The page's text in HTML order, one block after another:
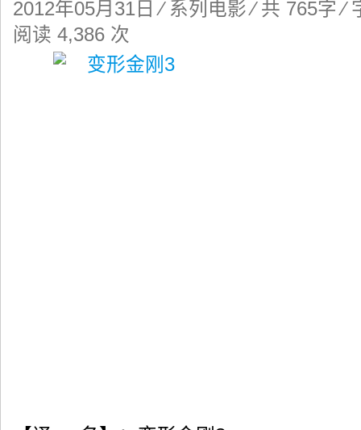
2012年05月31日 ⁄ 系列电影⁄ 共 765字 ⁄
阅读 4,386 次